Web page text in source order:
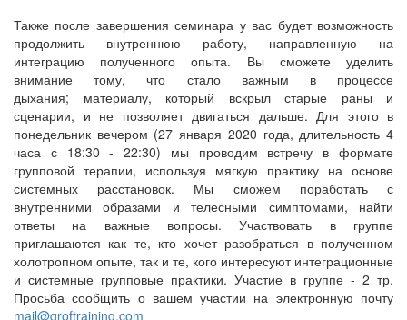
Также после завершения семинара у вас будет возможность
продолжить внутреннюю работу, направленную на
интеграцию полученного опыта. Вы сможете уделить
внимание тому, что стало важным в процессе
дыхания; материалу, который вскрыл старые раны и
сценарии, и не позволяет двигаться дальше. Для этого в
понедельник вечером (27 января 2020 года, длительность 4
часа с 18:30 - 22:30) мы проводим встречу в формате
групповой терапии, используя мягкую практику на основе
системных расстановок. Мы сможем поработать с
внутренними образами и телесными симптомами, найти
ответы на важные вопросы. Участвовать в группе
приглашаются как те, кто хочет разобраться в полученном
холотропном опыте, так и те, кого интересуют интеграционные
и системные групповые практики. Участие в группе - 2 тр.
Просьба сообщить о вашем участии на электронную почту
mail@groftraining.com